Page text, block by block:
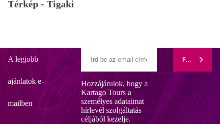
Térkép - Tigaki
A legjobb
ajánlatok e-
mailben
Hozzájárulok, hogy a
Kartago Tours a
személyes adataimat
hírlevél szolgáltatás
céljából kezelje.